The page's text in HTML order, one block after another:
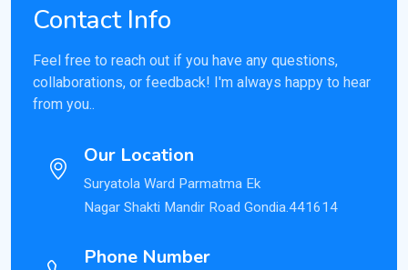
Contact Info
Feel free to reach out if you have any questions,
collaborations, or feedback! I'm always happy to hear
from you..
Our Location
Suryatola Ward Parmatma Ek
Nagar Shakti Mandir Road Gondia.441614
Phone Number